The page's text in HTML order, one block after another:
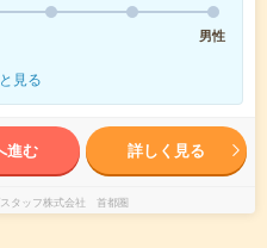
男性
見る
進む 詳しく見る
タッフ株式会社 首都圏